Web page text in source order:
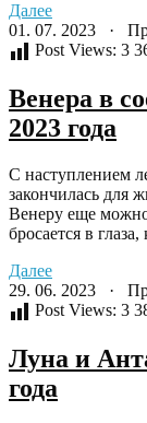
Далее
01. 07. 2023 ·
Post Views: 3
Венера в
2023 года
С наступлением
закончилась для
Венеру еще
бросается в
Далее
29. 06. 2023 ·
Post Views: 3
Луна и
года